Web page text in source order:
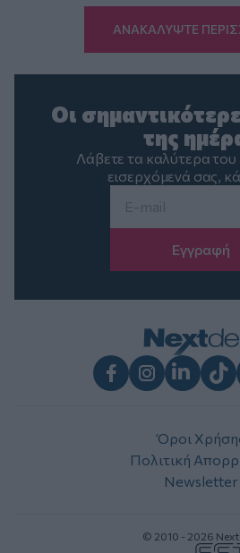
ΑΝΑΚΑΛΥΨΤΕ
Οι
της
Λάβετε τα καλύτερα
εισερχόμενά σας,
Όροι
Πολιτική
Newsletter
© 2010 - 2026